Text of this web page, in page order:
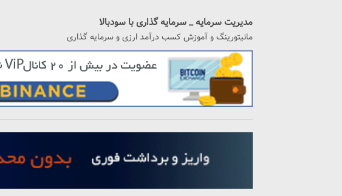
مدیریت سرمایه _ سرمایه گذاری با سودبالا
مانیتورینگ و آموزش کسب درآمد ارزی و سرمایه گذاری